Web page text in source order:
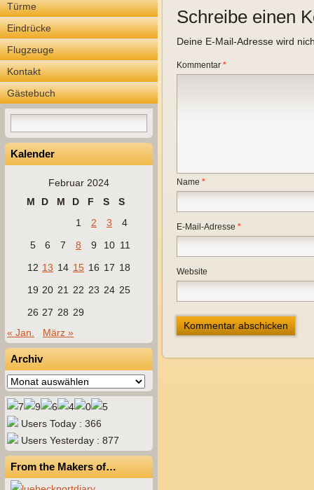
Türme
Eindrücke
Flugzeuge
Kontakt
Gästebuch
Kalender
Februar 2024
M
D M D F S
S
1
2 3
4
5
6 7 8 9 10 11
12 13 14 15 16 17 18
19 20 21 22 23 24 25
26 27 28 29
« Jan.
März »
Archiv
Archiv
Users Today : 366
Users Yesterday : 877
From the Makers of…
Schreibe einen
Deine E-Mail-Adresse wird
Kommentar *
Name *
E-Mail-Adresse *
Website